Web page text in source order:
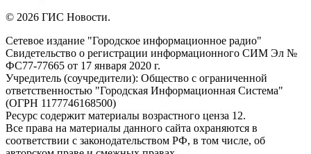
© 2026 ГИС Новости.
Сетевое издание "Городское информационное радио"
Свидетельство о регистрации информационного СИМ Эл №
ФС77-77665 от 17 января 2020 г.
Учредитель (соучредители): Общество с ограниченной
ответственностью "Городская Информационная Система"
(ОГРН 1177746168500)
Ресурс содержит материалы возрастного ценза 12.
Все права на материалы данного сайта охраняются в
соответствии с законодательством РФ, в том числе, об